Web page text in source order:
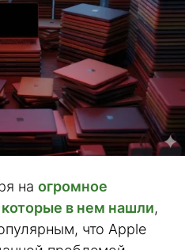
на огромное
в нем нашли,
что Apple